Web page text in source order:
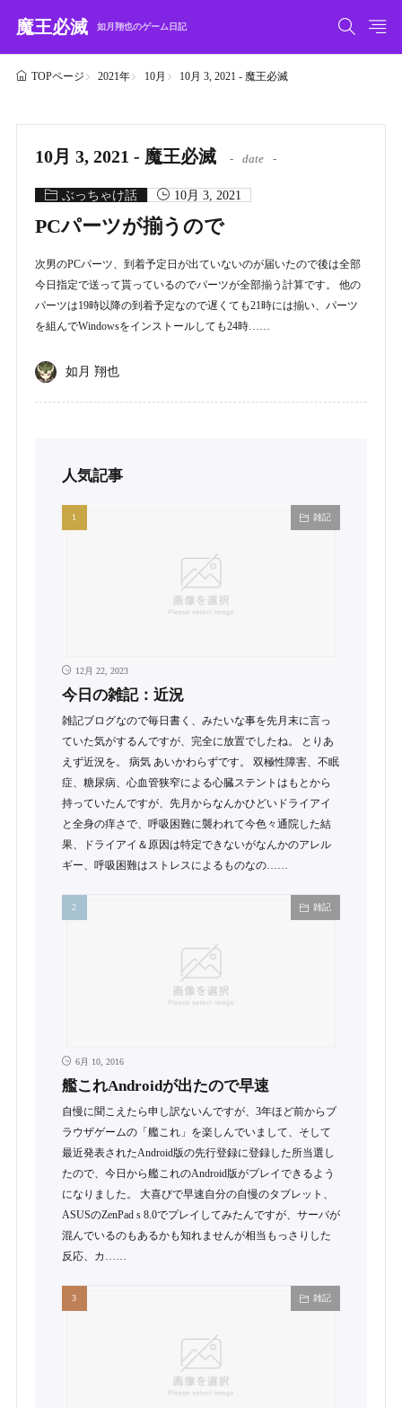
魔王必滅 如月翔也のゲーム日記
TOPページ 2021年 10月 10月 3, 2021 - 魔王必滅
10月 3, 2021 - 魔王必滅 date
ぶっちゃけ話 10月 3, 2021
PCパーツが揃うので
次男のPCパーツ、到着予定日が出ていないのが届いたので後は全部
今日指定で送って貰っているのでパーツが全部揃う計算です。 他の
パーツは19時以降の到着予定なので遅くても21時には揃い、パーツ
を組んでWindowsをインストールしても24時……
如月 翔也
人気記事
雑記
12月 22, 2023
今日の雑記：近況
雑記ブログなので毎日書く、みたいな事を先月末に言っ
ていた気がするんですが、完全に放置でしたね。 とりあ
えず近況を。 病気 あいかわらずです。 双極性障害、不眠
症、糖尿病、心血管狭窄による心臓ステントはもとから
持っていたんですが、先月からなんかひどいドライアイ
と全身の痒さで、呼吸困難に襲われて今色々通院した結
果、ドライアイ＆原因は特定できないがなんかのアレル
ギー、呼吸困難はストレスによるものなの……
雑記
6月 10, 2016
艦これAndroidが出たので早速
自慢に聞こえたら申し訳ないんですが、3年ほど前からブ
ラウザゲームの「艦これ」を楽しんでいまして、そして
最近発表されたAndroid版の先行登録に登録した所当選し
たので、今日から艦これのAndroid版がプレイできるよう
になりました。 大喜びで早速自分の自慢のタブレット、
ASUSのZenPad s 8.0でプレイしてみたんですが、サーバが
混んでいるのもあるかも知れませんが相当もっさりした
反応、カ……
雑記